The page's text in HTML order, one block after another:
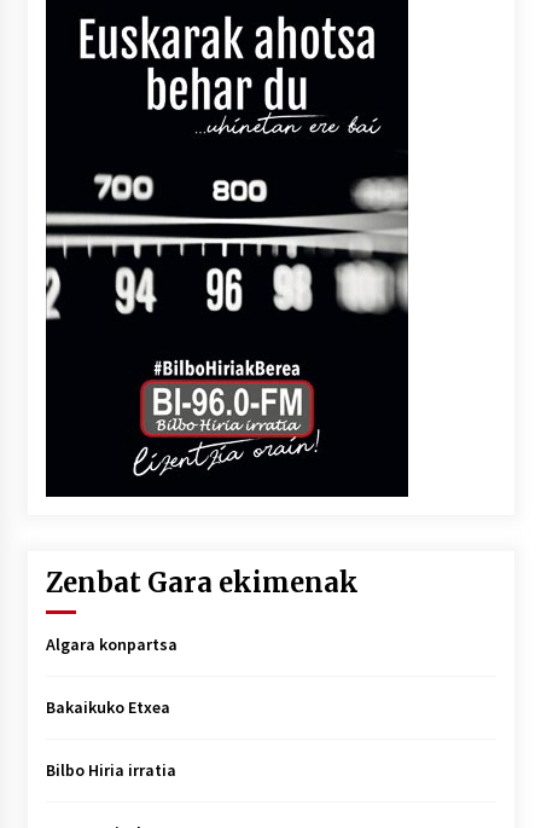
Zenbat Gara ekimenak
Algara konpartsa
Bakaikuko Etxea
Bilbo Hiria irratia